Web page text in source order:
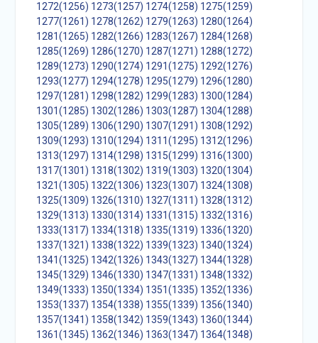
1272(1256) 1273(1257) 1274(1258) 1275(1259)
1277(1261) 1278(1262) 1279(1263) 1280(1264)
1281(1265) 1282(1266) 1283(1267) 1284(1268)
1285(1269) 1286(1270) 1287(1271) 1288(1272)
1289(1273) 1290(1274) 1291(1275) 1292(1276)
1293(1277) 1294(1278) 1295(1279) 1296(1280)
1297(1281) 1298(1282) 1299(1283) 1300(1284)
1301(1285) 1302(1286) 1303(1287) 1304(1288)
1305(1289) 1306(1290) 1307(1291) 1308(1292)
1309(1293) 1310(1294) 1311(1295) 1312(1296)
1313(1297) 1314(1298) 1315(1299) 1316(1300)
1317(1301) 1318(1302) 1319(1303) 1320(1304)
1321(1305) 1322(1306) 1323(1307) 1324(1308)
1325(1309) 1326(1310) 1327(1311) 1328(1312)
1329(1313) 1330(1314) 1331(1315) 1332(1316)
1333(1317) 1334(1318) 1335(1319) 1336(1320)
1337(1321) 1338(1322) 1339(1323) 1340(1324)
1341(1325) 1342(1326) 1343(1327) 1344(1328)
1345(1329) 1346(1330) 1347(1331) 1348(1332)
1349(1333) 1350(1334) 1351(1335) 1352(1336)
1353(1337) 1354(1338) 1355(1339) 1356(1340)
1357(1341) 1358(1342) 1359(1343) 1360(1344)
1361(1345) 1362(1346) 1363(1347) 1364(1348)